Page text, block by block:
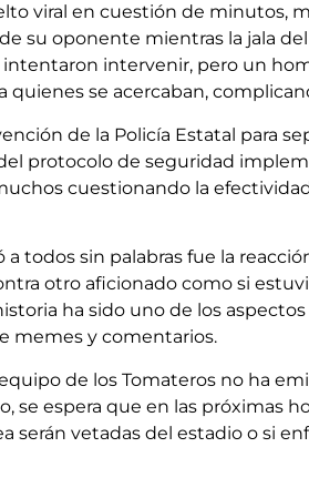
viral en cuestión de minutos,
su oponente mientras la jala
intervenir, pero un
quienes se acercaban,
de la Policía Estatal para
protocolo de seguridad
cuestionando la
todos sin palabras fue la
otro aficionado como si
ha sido uno de los
memes y comentarios.
de los Tomateros no ha
se espera que en las próximas
serán vetadas del estadio o si